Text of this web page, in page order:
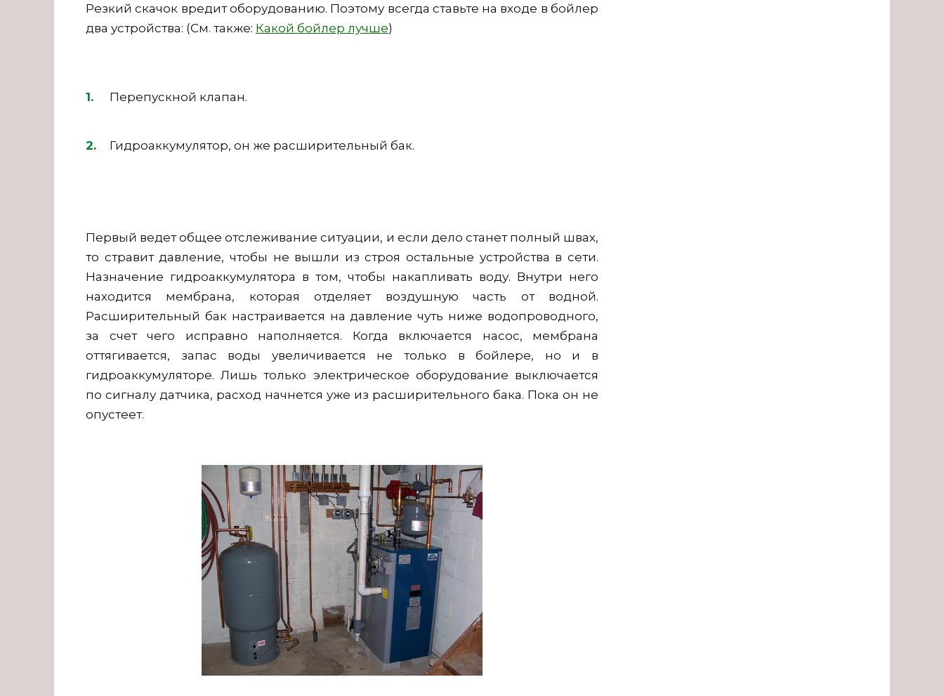
Резкий скачок вредит оборудованию. Поэтому всегда ставьте на входе в бойлер
два устройства: (См. также: Какой бойлер лучше)
Перепускной клапан.
Гидроаккумулятор, он же расширительный бак.
Первый ведет общее отслеживание ситуации, и если дело станет полный швах,
то стравит давление, чтобы не вышли из строя остальные устройства в сети.
Назначение гидроаккумулятора в том, чтобы накапливать воду. Внутри него
находится мембрана, которая отделяет воздушную часть от водной.
Расширительный бак настраивается на давление чуть ниже водопроводного,
за счет чего исправно наполняется. Когда включается насос, мембрана
оттягивается, запас воды увеличивается не только в бойлере, но и в
гидроаккумуляторе. Лишь только электрическое оборудование выключается
по сигналу датчика, расход начнется уже из расширительного бака. Пока он не
опустеет.